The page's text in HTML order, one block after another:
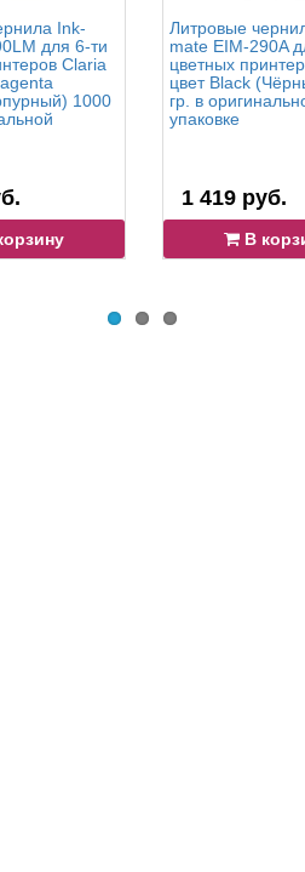
Ink-
для 6-ти
Claria
1000
Литровые
mate EIM-290A
цветных
цвет Black
гр. в
упаковке
1 419 руб.
В